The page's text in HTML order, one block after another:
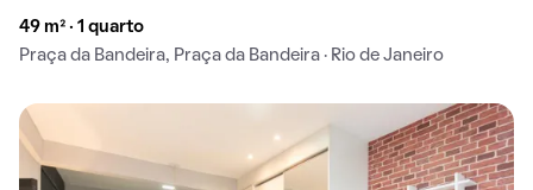
49 m² · 1 quarto
Praça da Bandeira, Praça da Bandeira · Rio de Janeiro